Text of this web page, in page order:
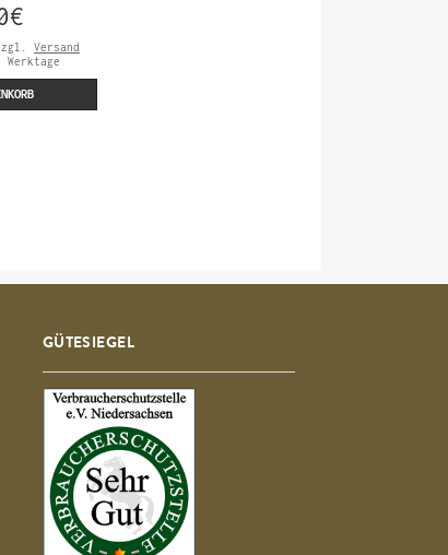
€
Versand
Werktage
GÜTESIEGEL